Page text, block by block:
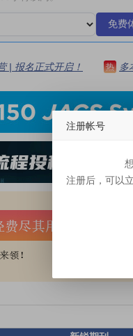
免费
| 报名正式开启！ 热 多
注册帐号
注册后，可以